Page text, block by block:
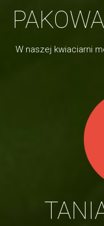
W naszej kwiaciarni